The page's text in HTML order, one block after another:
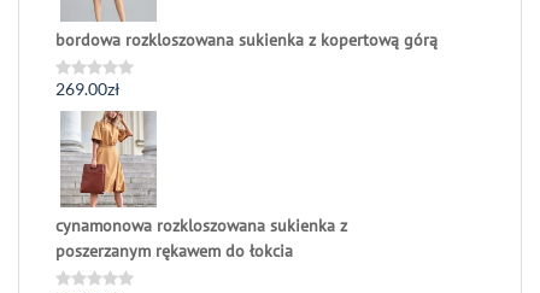
bordowa rozkloszowana sukienka z kopertową górą
Oceniono
0
5
269.00zł
cynamonowa rozkloszowana sukienka z
poszerzanym rękawem do łokcia